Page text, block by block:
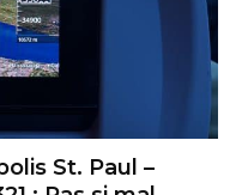
St. Paul –